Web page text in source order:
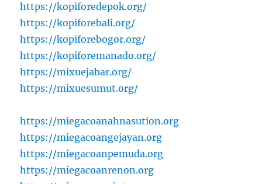
https://kopiforedepok.org/
https://kopiforebali.org/
https://kopiforebogor.org/
https://kopiforemanado.org/
https://mixuejabar.org/
https://mixuesumut.org/
https://miegacoanahnasution.org
https://miegacoangejayan.org
https://miegacoanpemuda.org
https://miegacoanrenon.org